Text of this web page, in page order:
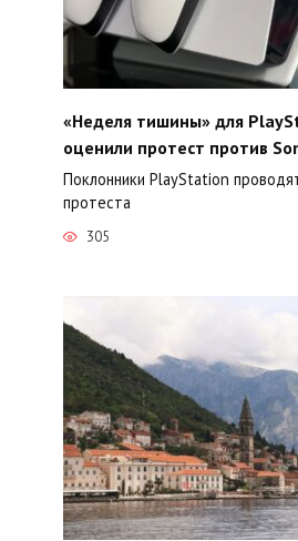
«Неделя тишины» для
оценили протест против
Поклонники PlayStation
протеста
305